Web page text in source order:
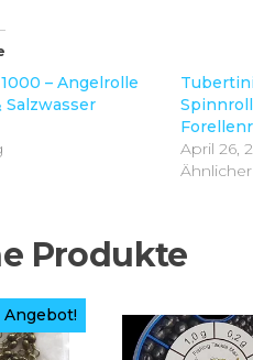
– Angelrolle
Salzwasser
April 26,
Produkte
Angebot!